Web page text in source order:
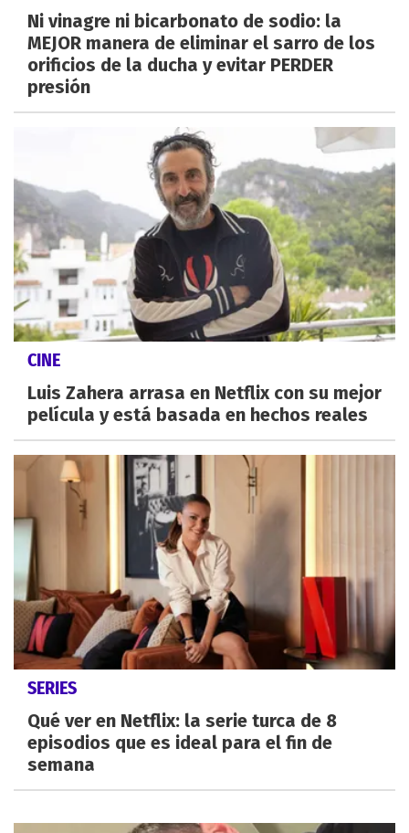
Ni vinagre ni bicarbonato de sodio: la
MEJOR manera de eliminar el sarro de los
orificios de la ducha y evitar PERDER
presión
CINE
Luis Zahera arrasa en Netflix con su mejor
película y está basada en hechos reales
SERIES
Qué ver en Netflix: la serie turca de 8
episodios que es ideal para el fin de
semana